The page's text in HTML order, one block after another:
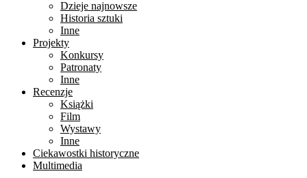
Dzieje najnowsze
Historia sztuki
Inne
Projekty
Konkursy
Patronaty
Inne
Recenzje
Książki
Film
Wystawy
Inne
Ciekawostki historyczne
Multimedia